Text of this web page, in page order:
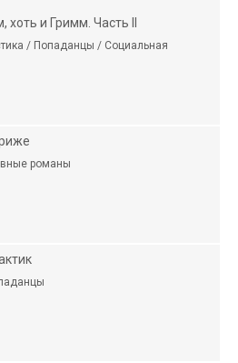
хоть и Гримм. Часть II
/ Попаданцы / Социальная
романы